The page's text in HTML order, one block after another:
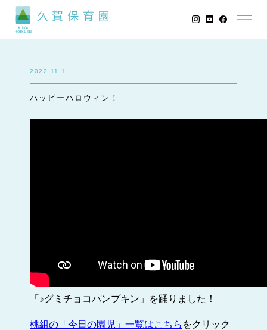
2022.11.1
ハッピーハロウィン！
「♪グミチョコパンプキン」を踊りました！
桃組の「今日の園児」一覧はこちら をクリック